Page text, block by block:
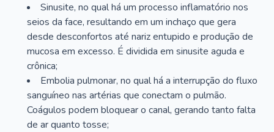
Sinusite, no qual há um processo inflamatório nos
seios da face, resultando em um inchaço que gera
desde desconfortos até nariz entupido e produção de
mucosa em excesso. É dividida em sinusite aguda e
crônica;
Embolia pulmonar, no qual há a interrupção do fluxo
sanguíneo nas artérias que conectam o pulmão.
Coágulos podem bloquear o canal, gerando tanto falta
de ar quanto tosse;